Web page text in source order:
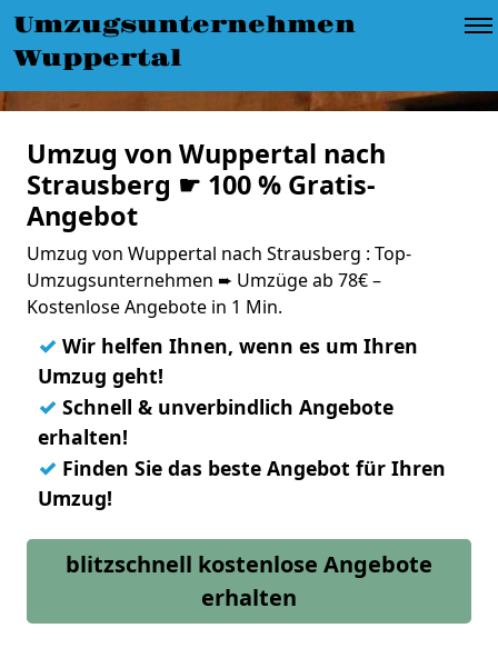
Umzugsunternehmen
Wuppertal
Umzug von Wuppertal nach
Strausberg ☛ 100 % Gratis-
Angebot
Umzug von Wuppertal nach Strausberg : Top-
Umzugsunternehmen ➨ Umzüge ab 78€ –
Kostenlose Angebote in 1 Min.
✓ Wir helfen Ihnen, wenn es um Ihren
Umzug geht!
✓ Schnell & unverbindlich Angebote
erhalten!
✓ Finden Sie das beste Angebot für Ihren
Umzug!
blitzschnell kostenlose Angebote
erhalten